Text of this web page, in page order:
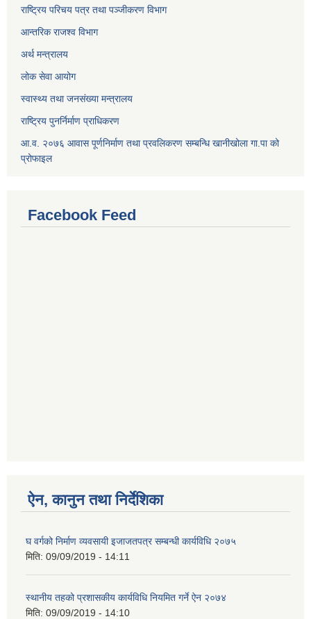
राष्ट्रिय परिचय पत्र तथा पञ्जीकरण विभाग
आन्तरिक राजश्व विभाग
अर्थ मन्त्रालय
लोक सेवा आयोग
स्वास्थ्य तथा जनसंख्या मन्त्रालय
राष्ट्रिय पुनर्निर्माण प्राधिकरण
आ.व. २०७६ आवास पूर्णनिर्माण तथा प्रवलिकरण सम्बन्धि खानीखोला गा.पा को
प्रोफाइल
Facebook Feed
ऐन, कानुन तथा निर्देशिका
घ वर्गको निर्माण व्यवसायी इजाजतपत्र सम्बन्धी कार्यविधि २०७५
मिति: 09/09/2019 - 14:11
स्थानीय तहको प्रशासकीय कार्यविधि नियमित गर्ने ऐन २०७४
मिति: 09/09/2019 - 14:10